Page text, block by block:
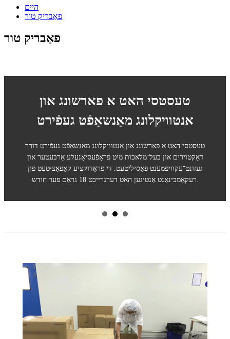
היים
פאַבריק טור
פאַבריק טור
טעסטסי האט א פארשונג און
אנטוויקלונג מאַנשאַפֿט געפֿירט
טעסטסי האט א פארשונג און אנטוויקלונג מאַנשאַפֿט געפֿירט דורך
דאָקטוירים און בעל־מלאכות מיט פּראָפֿעסיאָנעלע אַרבעטער און
געזונט־עקוויפּמענט פאַסיליטעט. די פּראָדוקציע קאַפּאַציטעט פֿון
רעקאָמבינאַנט אַנטיגען האט דערגרייכט 18 גראַם פּער חודש.